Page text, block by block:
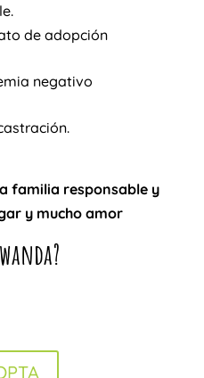
de adopción
negativo
familia responsable y
y mucho amor